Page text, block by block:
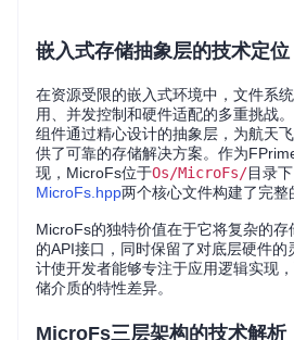
嵌入式存储抽象层的技术定位
在资源受限的嵌入式环境中，文件系
用、并发控制和硬件适配的多重挑战
组件通过精心设计的抽象层，为航天
供了可靠的存储解决方案。作为
现，MicroFs位于Os/MicroFs/目录
MicroFs.hpp两个核心文件构建了完整
MicroFs的独特价值在于它将复杂的
的API接口，同时保留了对底层硬件
计使开发者能够专注于应用逻辑实现
储介质的特性差异。
MicroFs三层架构的技术解析